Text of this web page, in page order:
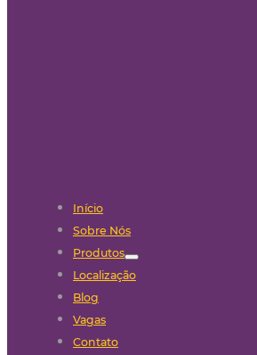
Início
Sobre Nós
Produtos
Localização
Blog
Vagas
Contato